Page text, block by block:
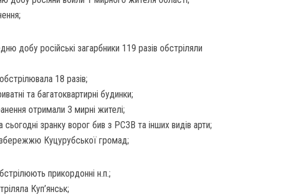
добу російські загарбники 119 разів обстріляли
18 разів;
та багатоквартирні будинки;
отримали 3 мирні жителі;
зранку ворог бив з РСЗВ та інших видів арти;
Куцурубської громад;
прикордонні н.п.;
Куп’янськ;